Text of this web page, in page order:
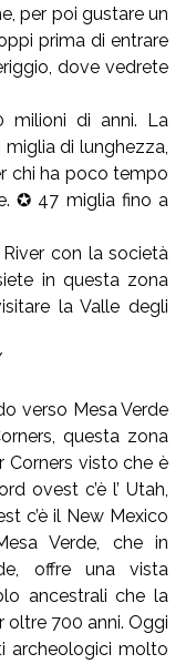
per poi gustare un
prima di entrare
dove vedrete
milioni di anni. La
di lunghezza,
chi ha poco tempo
✪ 47 miglia fino a
con la società
in questa zona
la Valle degli
verso Mesa Verde
questa zona
Corners visto che è
ovest c’è l’ Utah,
c’è il New Mexico
Verde, che in
offre una vista
ancestrali che la
700 anni. Oggi
archeologici molto